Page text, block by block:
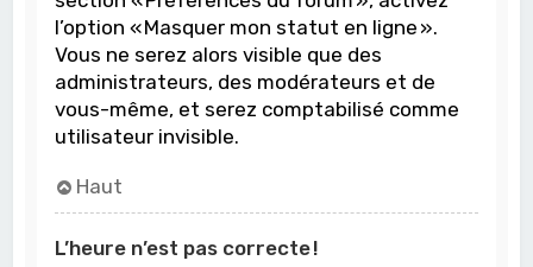
l’option « Masquer mon statut en ligne ».
Vous ne serez alors visible que des
administrateurs, des modérateurs et de
vous-même, et serez comptabilisé comme
utilisateur invisible.
Haut
L’heure n’est pas correcte !